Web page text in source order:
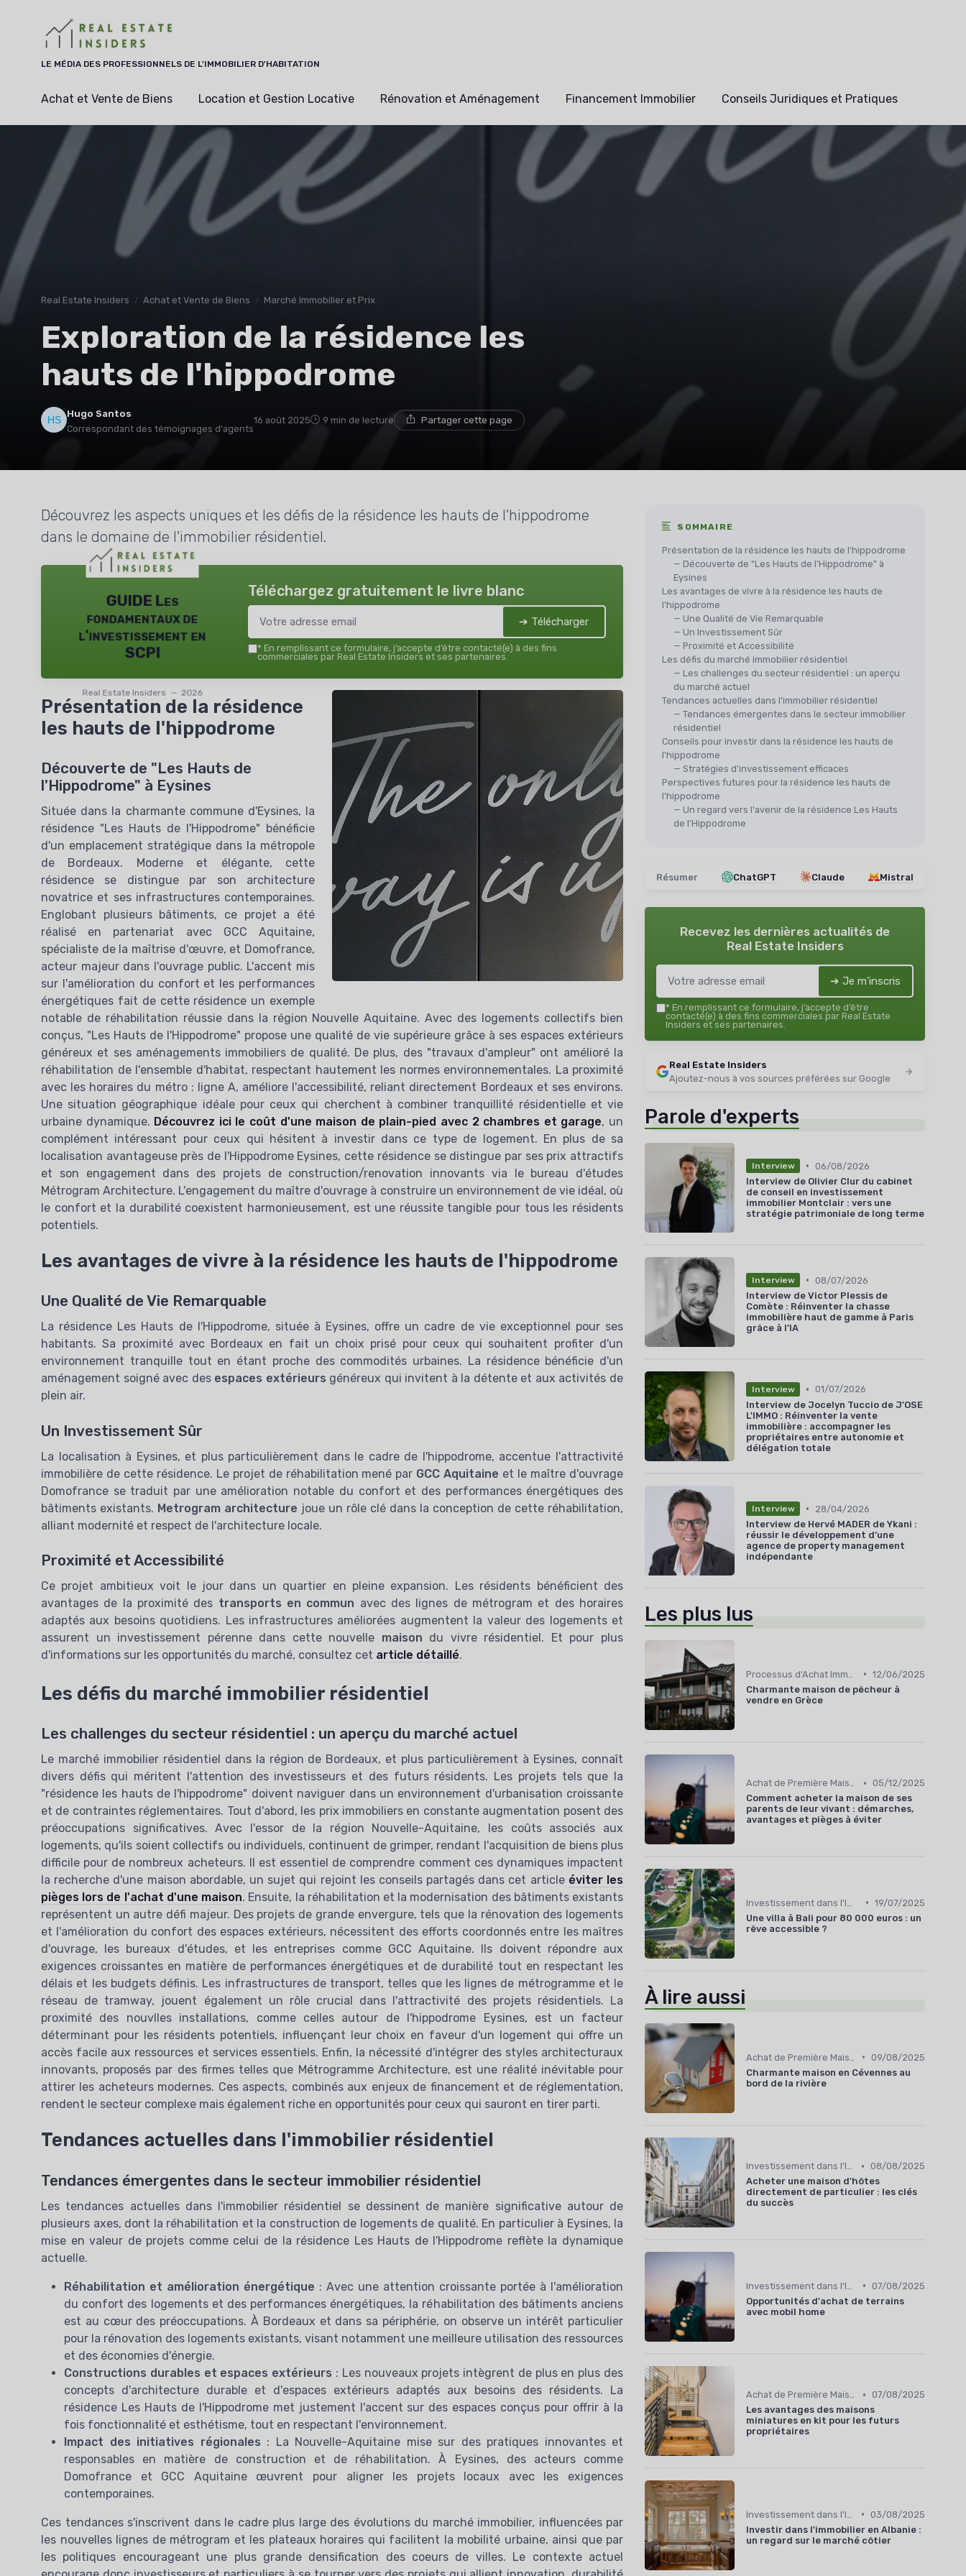
LE MÉDIA DES PROFESSIONNELS DE L'IMMOBILIER D'HABITATION
Achat et Vente de Biens Location et Gestion Locative Rénovation et Aménagement Financement Immobilier Conseils Juridiques et Pratiques
Real Estate Insiders Achat et Vente de Biens Marché Immobilier et Prix
Exploration de la résidence les
hauts de l'hippodrome
Hugo Santos
Correspondant des témoignages d'agents
16 août 2025 9 min de lecture Partager cette page
Découvrez les aspects uniques et les défis de la résidence les hauts de l'hippodrome
dans le domaine de l'immobilier résidentiel.
GUIDE Les
fondamentaux de
l'investissement en
SCPI
Real Estate Insiders — 2026
Téléchargez gratuitement le livre blanc
➔ Télécharger
* En remplissant ce formulaire, j’accepte d’être contacté(e) à des fins
commerciales par Real Estate Insiders et ses partenaires.
Présentation de la résidence
les hauts de l'hippodrome
Découverte de "Les Hauts de
l'Hippodrome" à Eysines
Située dans la charmante commune d'Eysines, la
résidence "Les Hauts de l'Hippodrome" bénéficie
d'un emplacement stratégique dans la métropole
de Bordeaux. Moderne et élégante, cette
résidence se distingue par son architecture
novatrice et ses infrastructures contemporaines.
Englobant plusieurs bâtiments, ce projet a été
réalisé en partenariat avec GCC Aquitaine,
spécialiste de la maîtrise d'œuvre, et Domofrance,
acteur majeur dans l'ouvrage public. L'accent mis
sur l'amélioration du confort et les performances
énergétiques fait de cette résidence un exemple
notable de réhabilitation réussie dans la région Nouvelle Aquitaine. Avec des logements collectifs bien
conçus, "Les Hauts de l'Hippodrome" propose une qualité de vie supérieure grâce à ses espaces extérieurs
généreux et ses aménagements immobiliers de qualité. De plus, des "travaux d'ampleur" ont amélioré la
réhabilitation de l'ensemble d'habitat, respectant hautement les normes environnementales. La proximité
avec les horaires du métro : ligne A, améliore l'accessibilité, reliant directement Bordeaux et ses environs.
Une situation géographique idéale pour ceux qui cherchent à combiner tranquillité résidentielle et vie
urbaine dynamique. Découvrez ici le coût d'une maison de plain-pied avec 2 chambres et garage, un
complément intéressant pour ceux qui hésitent à investir dans ce type de logement. En plus de sa
localisation avantageuse près de l'Hippodrome Eysines, cette résidence se distingue par ses prix attractifs
et son engagement dans des projets de construction/renovation innovants via le bureau d'études
Métrogram Architecture. L'engagement du maître d'ouvrage à construire un environnement de vie idéal, où
le confort et la durabilité coexistent harmonieusement, est une réussite tangible pour tous les résidents
potentiels.
Les avantages de vivre à la résidence les hauts de l'hippodrome
Une Qualité de Vie Remarquable
La résidence Les Hauts de l'Hippodrome, située à Eysines, offre un cadre de vie exceptionnel pour ses
habitants. Sa proximité avec Bordeaux en fait un choix prisé pour ceux qui souhaitent profiter d'un
environnement tranquille tout en étant proche des commodités urbaines. La résidence bénéficie d'un
aménagement soigné avec des espaces extérieurs généreux qui invitent à la détente et aux activités de
plein air.
Un Investissement Sûr
La localisation à Eysines, et plus particulièrement dans le cadre de l'hippodrome, accentue l'attractivité
immobilière de cette résidence. Le projet de réhabilitation mené par GCC Aquitaine et le maître d'ouvrage
Domofrance se traduit par une amélioration notable du confort et des performances énergétiques des
bâtiments existants. Metrogram architecture joue un rôle clé dans la conception de cette réhabilitation,
alliant modernité et respect de l'architecture locale.
Proximité et Accessibilité
Ce projet ambitieux voit le jour dans un quartier en pleine expansion. Les résidents bénéficient des
avantages de la proximité des transports en commun avec des lignes de métrogram et des horaires
adaptés aux besoins quotidiens. Les infrastructures améliorées augmentent la valeur des logements et
assurent un investissement pérenne dans cette nouvelle maison du vivre résidentiel. Et pour plus
d'informations sur les opportunités du marché, consultez cet article détaillé.
Les défis du marché immobilier résidentiel
Les challenges du secteur résidentiel : un aperçu du marché actuel
Le marché immobilier résidentiel dans la région de Bordeaux, et plus particulièrement à Eysines, connaît
divers défis qui méritent l'attention des investisseurs et des futurs résidents. Les projets tels que la
"résidence les hauts de l'hippodrome" doivent naviguer dans un environnement d'urbanisation croissante
et de contraintes réglementaires. Tout d'abord, les prix immobiliers en constante augmentation posent des
préoccupations significatives. Avec l'essor de la région Nouvelle-Aquitaine, les coûts associés aux
logements, qu'ils soient collectifs ou individuels, continuent de grimper, rendant l'acquisition de biens plus
difficile pour de nombreux acheteurs. Il est essentiel de comprendre comment ces dynamiques impactent
la recherche d'une maison abordable, un sujet qui rejoint les conseils partagés dans cet article éviter les
pièges lors de l'achat d'une maison. Ensuite, la réhabilitation et la modernisation des bâtiments existants
représentent un autre défi majeur. Des projets de grande envergure, tels que la rénovation des logements
et l'amélioration du confort des espaces extérieurs, nécessitent des efforts coordonnés entre les maîtres
d'ouvrage, les bureaux d'études, et les entreprises comme GCC Aquitaine. Ils doivent répondre aux
exigences croissantes en matière de performances énergétiques et de durabilité tout en respectant les
délais et les budgets définis. Les infrastructures de transport, telles que les lignes de métrogramme et le
réseau de tramway, jouent également un rôle crucial dans l'attractivité des projets résidentiels. La
proximité des nouvlles installations, comme celles autour de l'hippodrome Eysines, est un facteur
déterminant pour les résidents potentiels, influençant leur choix en faveur d'un logement qui offre un
accès facile aux ressources et services essentiels. Enfin, la nécessité d'intégrer des styles architecturaux
innovants, proposés par des firmes telles que Métrogramme Architecture, est une réalité inévitable pour
attirer les acheteurs modernes. Ces aspects, combinés aux enjeux de financement et de réglementation,
rendent le secteur complexe mais également riche en opportunités pour ceux qui sauront en tirer parti.
Tendances actuelles dans l'immobilier résidentiel
Tendances émergentes dans le secteur immobilier résidentiel
Les tendances actuelles dans l'immobilier résidentiel se dessinent de manière significative autour de
plusieurs axes, dont la réhabilitation et la construction de logements de qualité. En particulier à Eysines, la
mise en valeur de projets comme celui de la résidence Les Hauts de l'Hippodrome reflète la dynamique
actuelle.
Réhabilitation et amélioration énergétique : Avec une attention croissante portée à l'amélioration
du confort des logements et des performances énergétiques, la réhabilitation des bâtiments anciens
est au cœur des préoccupations. À Bordeaux et dans sa périphérie, on observe un intérêt particulier
pour la rénovation des logements existants, visant notamment une meilleure utilisation des ressources
et des économies d'énergie.
Constructions durables et espaces extérieurs : Les nouveaux projets intègrent de plus en plus des
concepts d'architecture durable et d'espaces extérieurs adaptés aux besoins des résidents. La
résidence Les Hauts de l'Hippodrome met justement l'accent sur des espaces conçus pour offrir à la
fois fonctionnalité et esthétisme, tout en respectant l'environnement.
Impact des initiatives régionales : La Nouvelle-Aquitaine mise sur des pratiques innovantes et
responsables en matière de construction et de réhabilitation. À Eysines, des acteurs comme
Domofrance et GCC Aquitaine œuvrent pour aligner les projets locaux avec les exigences
contemporaines.
Ces tendances s'inscrivent dans le cadre plus large des évolutions du marché immobilier, influencées par
les nouvelles lignes de métrogram et les plateaux horaires qui facilitent la mobilité urbaine, ainsi que par
les politiques encourageant une plus grande densification des coeurs de villes. Le contexte actuel
SOMMAIRE
Présentation de la résidence les hauts de l'hippodrome
— Découverte de "Les Hauts de l'Hippodrome" à
Eysines
Les avantages de vivre à la résidence les hauts de
l'hippodrome
— Une Qualité de Vie Remarquable
— Un Investissement Sûr
— Proximité et Accessibilité
Les défis du marché immobilier résidentiel
— Les challenges du secteur résidentiel : un aperçu
du marché actuel
Tendances actuelles dans l'immobilier résidentiel
— Tendances émergentes dans le secteur immobilier
résidentiel
Conseils pour investir dans la résidence les hauts de
l'hippodrome
— Stratégies d'investissement efficaces
Perspectives futures pour la résidence les hauts de
l'hippodrome
— Un regard vers l'avenir de la résidence Les Hauts
de l'Hippodrome
Résumer ChatGPT Claude Mistral
Recevez les dernières actualités de
Real Estate Insiders
➔ Je m'inscris
* En remplissant ce formulaire, j’accepte d’être
contacté(e) à des fins commerciales par Real Estate
Insiders et ses partenaires.
Real Estate Insiders
Ajoutez-nous à vos sources préférées sur Google
Parole d'experts
Interview •
06/08/2026
Interview de Olivier Clur du cabinet
de conseil en investissement
immobilier Montclair : vers une
stratégie patrimoniale de long terme
Interview •
08/07/2026
Interview de Victor Plessis de
Comète : Réinventer la chasse
immobilière haut de gamme à Paris
grâce à l’IA
Interview •
01/07/2026
Interview de Jocelyn Tuccio de J'OSE
L'IMMO : Réinventer la vente
immobilière : accompagner les
propriétaires entre autonomie et
délégation totale
Interview •
28/04/2026
Interview de Hervé MADER de Ykani :
réussir le développement d’une
agence de property management
indépendante
Les plus lus
• 12/06/2025
Charmante maison de pêcheur à
vendre en Grèce
Achat de Première Maison •
05/12/2025
Comment acheter la maison de ses
parents de leur vivant : démarches,
avantages et pièges à éviter
• 19/07/2025
Une villa à Bali pour 80 000 euros : un
rêve accessible ?
À lire aussi
•
09/08/2025
Charmante maison en Cévennes au
bord de la rivière
Investissement dans l'Immobilier Secondaire •
08/08/2025
Acheter une maison d'hôtes
directement de particulier : les clés
du succès
•
07/08/2025
Opportunités d'achat de terrains
avec mobil home
Achat de Première Maison •
07/08/2025
Les avantages des maisons
miniatures en kit pour les futurs
propriétaires
•
03/08/2025
Investir dans l'immobilier en Albanie :
un regard sur le marché côtier
GUIDE Les
fondamentaux de
l'investissement en
SCPI
Téléchargez gratuitement le livre blanc
➔ Télécharger
*En remplissant ce formulaire, j’accepte d’être contacté(e) à des fins
commerciales par Real Estate Insiders et ses partenaires.